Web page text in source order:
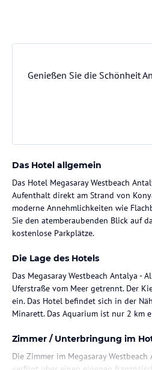
Genießen Sie die Schönheit
Das Hotel allgemein
Das Hotel Megasaray Westbeach
Aufenthalt direkt am Strand von
moderne Annehmlichkeiten wie
Sie den atemberaubenden Blick auf
kostenlose Parkplätze.
Die Lage des Hotels
Das Megasaray Westbeach Antalya
Uferstraße vom Meer getrennt. Der
ein. Das Hotel befindet sich in der
Minarett. Das Aquarium ist nur 2 km
Zimmer / Unterbringung im
Die Zimmer im Megasaray